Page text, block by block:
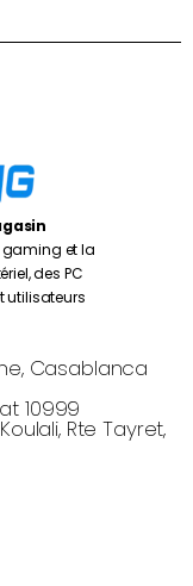
et la
des PC
utilisateurs
Casablanca
10999
Rte Tayret,